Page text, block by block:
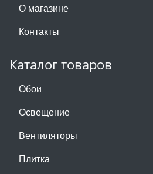
О магазине
Контакты
Каталог товаров
Обои
Освещение
Вентиляторы
Плитка